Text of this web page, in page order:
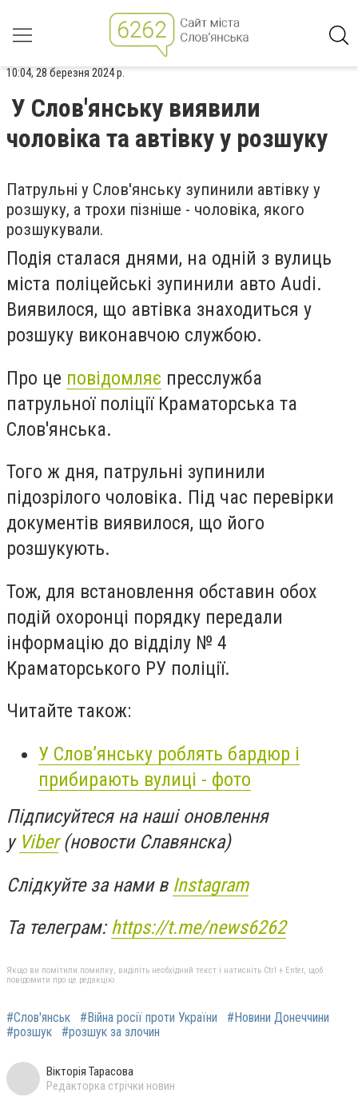
10:04, 28 березня 2024 р.
У Слов'янську виявили
чоловіка та автівку у розшуку
Патрульні у Слов'янську зупинили автівку у
розшуку, а трохи пізніше - чоловіка, якого
розшукували.
Подія сталася днями, на одній з вулиць
міста поліцейські зупинили авто Audi.
Виявилося, що автівка знаходиться у
розшуку виконавчою службою.
Про це повідомляє пресслужба
патрульної поліції Краматорська та
Слов'янська.
Того ж дня, патрульні зупинили
підозрілого чоловіка. Під час перевірки
документів виявилося, що його
розшукують.
Тож, для встановлення обставин обох
подій охоронці порядку передали
інформацію до відділу № 4
Краматорського РУ поліції.
Читайте також:
У Слов’янську роблять бардюр і
прибирають вулиці - фото
Підписуйтеся на наші оновлення
у Viber(новости Славянска)
Слідкуйте за нами в Instagram
Та телеграм:https://t.me/news6262
Якщо ви помітили помилку, виділіть необхідний текст і натисніть Ctrl + Enter, щоб
повідомити про це редакцію
#Слов'янськ #Війна росії проти України
#Новини Донеччини
#розшук
#розшук за злочин
Вікторія Тарасова
Редакторка стрічки новин